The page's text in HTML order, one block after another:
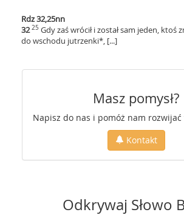
Rdz 32,25nn
32 25 Gdy zaś wrócił i został sam jeden, ktoś
do wschodu jutrzenki*, [...]
Masz pomysł?
Napisz do nas i pomóż nam
Kontakt
Odkrywaj Słowo